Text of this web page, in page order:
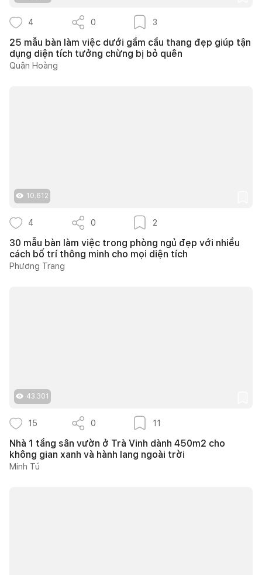
4 0 3
25 mẫu bàn làm việc dưới gầm cầu thang đẹp giúp tận
dụng diện tích tưởng chừng bị bỏ quên
Quân Hoàng
10.612
4 0 2
30 mẫu bàn làm việc trong phòng ngủ đẹp với nhiều
cách bố trí thông minh cho mọi diện tích
Phương Trang
43.301
15 0 11
Nhà 1 tầng sân vườn ở Trà Vinh dành 450m2 cho
không gian xanh và hành lang ngoài trời
Minh Tú